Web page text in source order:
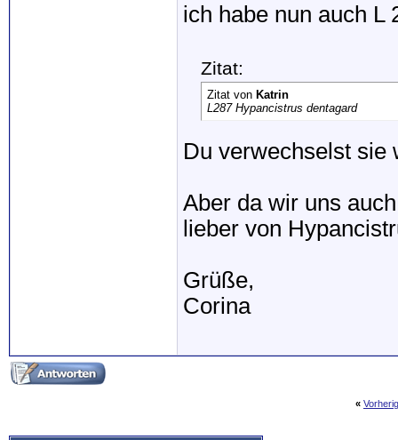
ich habe nun auch L
Zitat:
Zitat von Katrin
L287 Hypancistrus dentagard
Du verwechselst
Aber da wir uns
lieber von
Grüße,
Corina
«